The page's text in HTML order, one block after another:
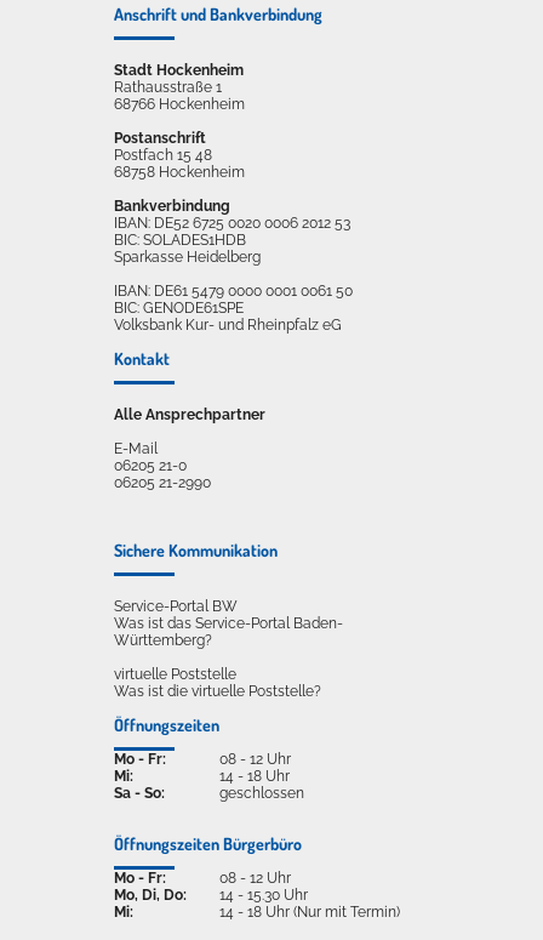
Anschrift und Bankverbindung
Stadt Hockenheim
Rathausstraße 1
68766 Hockenheim
Postanschrift
Postfach 15 48
68758 Hockenheim
Bankverbindung
IBAN: DE52 6725 0020 0006 2012 53
BIC: SOLADES1HDB
Sparkasse Heidelberg
IBAN: DE61 5479 0000 0001 0061 50
BIC: GENODE61SPE
Volksbank Kur- und Rheinpfalz eG
Kontakt
Alle Ansprechpartner
E-Mail
06205 21-0
06205 21-2990
Sichere Kommunikation
Service-Portal BW
Was ist das Service-Portal Baden-
Württemberg?
virtuelle Poststelle
Was ist die virtuelle Poststelle?
Öffnungszeiten
Mo - Fr:
Mi:
Sa - So:
08 - 12 Uhr
14 - 18 Uhr
geschlossen
Öffnungszeiten Bürgerbüro
Mo - Fr:
Mo, Di, Do:
Mi:
08 - 12 Uhr
14 - 15.30 Uhr
14 - 18 Uhr (Nur mit Termin)